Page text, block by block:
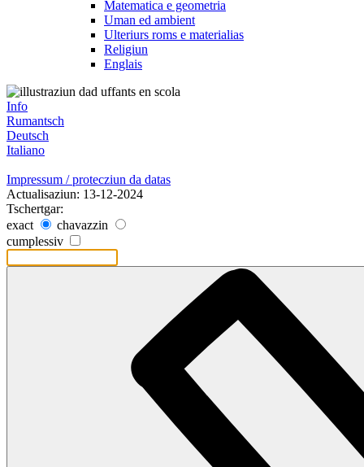
Matematica e geometria
Uman ed ambient
Ulteriurs roms e materialias
Religiun
Englais
Info
Rumantsch
Deutsch
Italiano
Impressum / protecziun da datas
Actualisaziun: 13-12-2024
Tschertgar:
exact
chavazzin
cumplessiv